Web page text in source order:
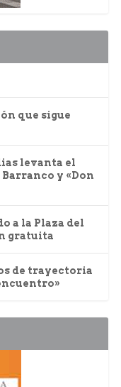
que sigue
levanta el
y «Don
a la Plaza del
gratuita
de trayectoria